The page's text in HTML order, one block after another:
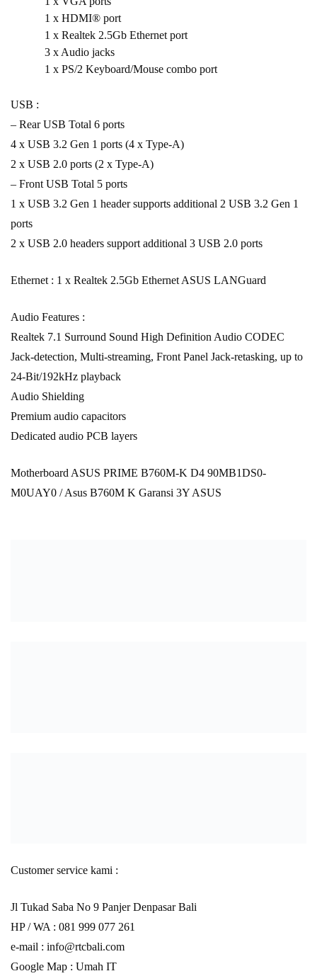
1 x HDMI® port
1 x Realtek 2.5Gb Ethernet port
3 x Audio jacks
1 x PS/2 Keyboard/Mouse combo port
USB :
– Rear USB Total 6 ports
4 x USB 3.2 Gen 1 ports (4 x Type-A)
2 x USB 2.0 ports (2 x Type-A)
– Front USB Total 5 ports
1 x USB 3.2 Gen 1 header supports additional 2 USB 3.2 Gen 1
ports
2 x USB 2.0 headers support additional 3 USB 2.0 ports
Ethernet : 1 x Realtek 2.5Gb Ethernet ASUS LANGuard
Audio Features :
Realtek 7.1 Surround Sound High Definition Audio CODEC
Jack-detection, Multi-streaming, Front Panel Jack-retasking, up to
24-Bit/192kHz playback
Audio Shielding
Premium audio capacitors
Dedicated audio PCB layers
Motherboard ASUS PRIME B760M-K D4 90MB1DS0-
M0UAY0 / Asus B760M K Garansi 3Y ASUS
Customer service kami :
Jl Tukad Saba No 9 Panjer Denpasar Bali
HP / WA : 081 999 077 261
e-mail : info@rtcbali.com
Google Map : Umah IT